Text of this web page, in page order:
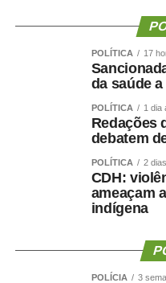
Angélica e
em férias com família na
TOP FAMOSOS.
TOP FAMOSOS
COMENTE ABAIXO:
WhatsApp
POLÍTICA 17
da saúde
POLÍTICA 1 dia
Redações
debatem
POLÍTICA 2
CDH:
ameaçam
indígena
POLÍCIA 3